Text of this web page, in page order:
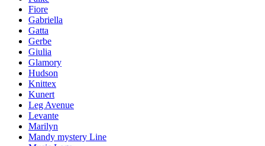
Fiore
Gabriella
Gatta
Gerbe
Giulia
Glamory
Hudson
Knittex
Kunert
Leg Avenue
Levante
Marilyn
Mandy mystery Line